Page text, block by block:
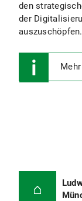
den
der
auszuschöpfen.